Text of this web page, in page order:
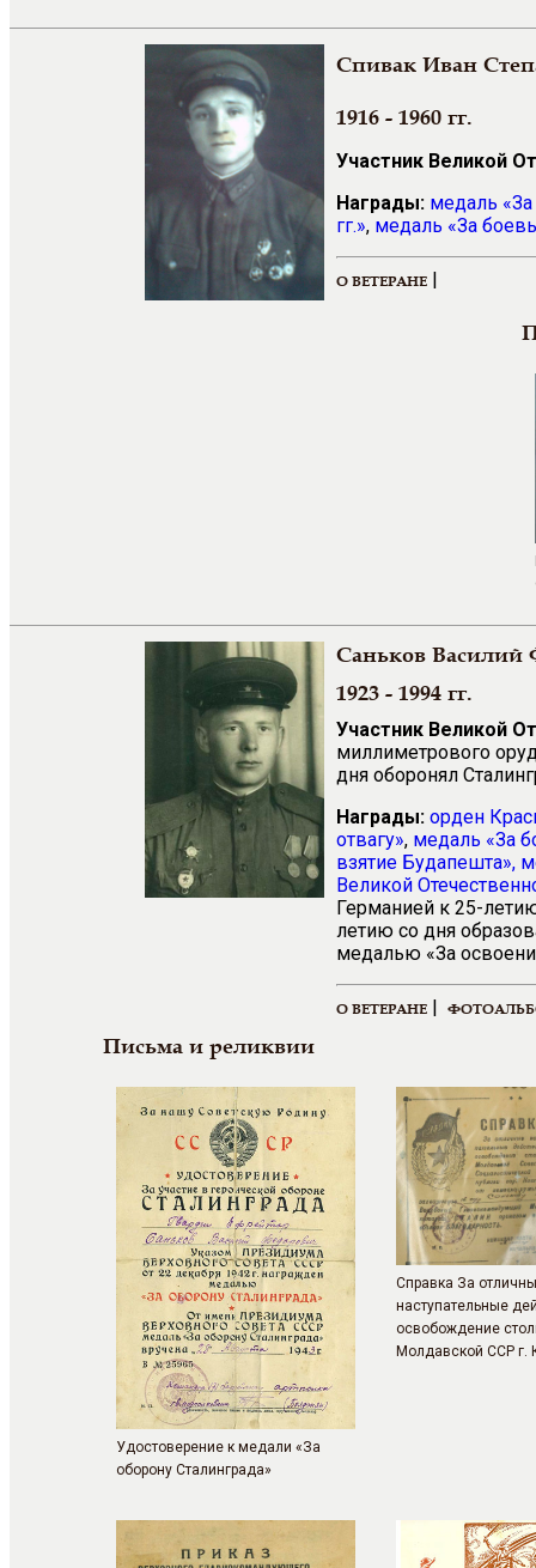
Спивак Иван
1916 - 1960 гг.
Участник Великой
Награды: медаль
гг.», медаль «За
О ВЕТЕРАНЕ |
Саньков Василий
1923 - 1994 гг.
Участник Великой
миллиметрового
дня оборонял
Награды: орден
отвагу», медаль «За
взятие Будапешта»,
Великой
Германией к 25-
летию со дня
медалью «За
О ВЕТЕРАНЕ |
Письма и реликвии
Удостоверение к медали «За
оборону Сталинграда»
Справка За
наступательные
освобождение
Молдавской ССР г.